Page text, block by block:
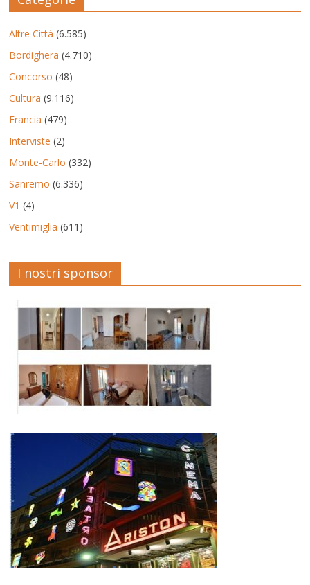
Altre Città (6.585)
Bordighera (4.710)
Concorso (48)
Cultura (9.116)
Francia (479)
Interviste (2)
Monte-Carlo (332)
Sanremo (6.336)
V1 (4)
Ventimiglia (611)
I nostri sponsor